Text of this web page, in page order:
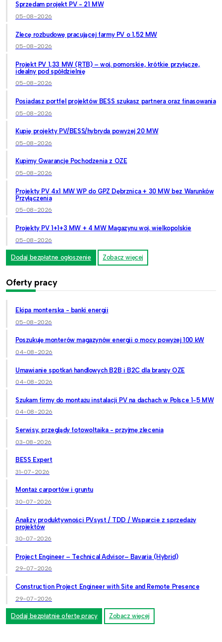
Sprzedam projekt PV - 21 MW
05-08-2026
Zlecę rozbudowę pracującej farmy PV o 1,52 MW
05-08-2026
Projekt PV 1,33 MW (RTB) – woj. pomorskie, krótkie przyłącze,
idealny pod spółdzielnię
05-08-2026
Posiadasz portfel projektów BESS szukasz partnera oraz finasowania
05-08-2026
Kupię projekty PV/BESS/hybryda powyżej 20 MW
05-08-2026
Kupimy Gwarancje Pochodzenia z OZE
05-08-2026
Projekty PV 4x1 MW WP do GPZ Dębrznica + 30 MW bez Warunków
Przyłączenia
05-08-2026
Projekty PV 1+1+3 MW + 4 MW Magazynu woj. wielkopolskie
05-08-2026
Dodaj bezpłatne ogłoszenie Zobacz więcej
Oferty pracy
Ekipa monterska - banki energii
05-08-2026
Poszukuję monterów magazynów energii o mocy powyżej 100 kW
04-08-2026
Umawianie spotkań handlowych B2B i B2C dla branży OZE
04-08-2026
Szukam firmy do montażu instalacji PV na dachach w Polsce 1-5 MW
04-08-2026
Serwisy, przeglądy fotowoltaika - przyjmę zlecenia
03-08-2026
BESS Expert
31-07-2026
Montaż carportów i gruntu
30-07-2026
Analizy produktywności PVsyst / TDD / Wsparcie z sprzedaży
projektów
30-07-2026
Project Engineer – Technical Advisor– Bavaria (Hybrid)
29-07-2026
Construction Project Engineer with Site and Remote Presence
29-07-2026
Dodaj bezpłatnie ofertę pracy Zobacz więcej